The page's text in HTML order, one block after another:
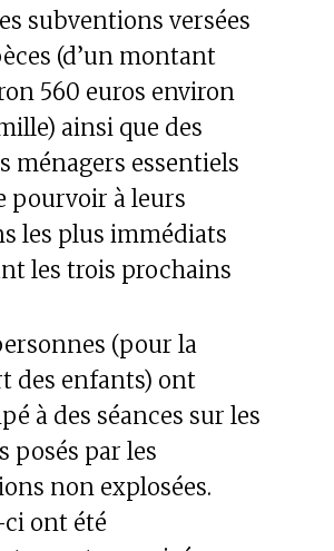
subventions versées
(d’un montant
560 euros environ
ainsi que des
ménagers essentiels
pourvoir à leurs
les plus immédiats
les trois prochains
(pour la
des enfants) ont
à des séances sur les
posés par les
non explosées.
ci ont été